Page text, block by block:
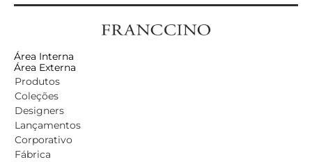
Área Interna
Área Externa
Produtos
Coleções
Designers
Lançamentos
Corporativo
Fábrica